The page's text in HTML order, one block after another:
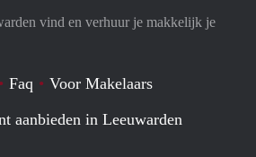
vind en verhuur je makkelijk je
Faq
Voor Makelaars
aanbieden in Leeuwarden